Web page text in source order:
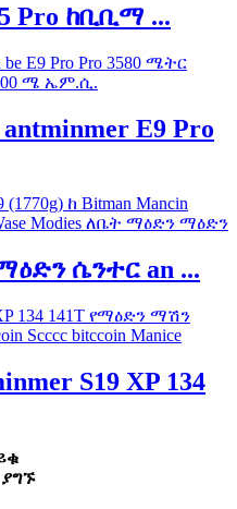
Pro ከቢቢማ ...
E9 Pro
ሴንተር an ...
S19 XP 134